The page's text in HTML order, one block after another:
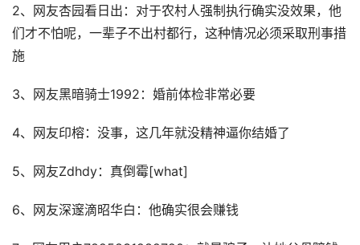
2、网友杏园看日出：对于农村人强制执行确实没效果，他
们才不怕呢，一辈子不出村都行，这种情况必须采取刑事措
施
3、网友黑暗骑士1992：婚前体检非常必要
4、网友印榕：没事，这几年就没精神逼你结婚了
5、网友Zdhdy：真倒霉[what]
6、网友深邃滴昭华白：他确实很会赚钱